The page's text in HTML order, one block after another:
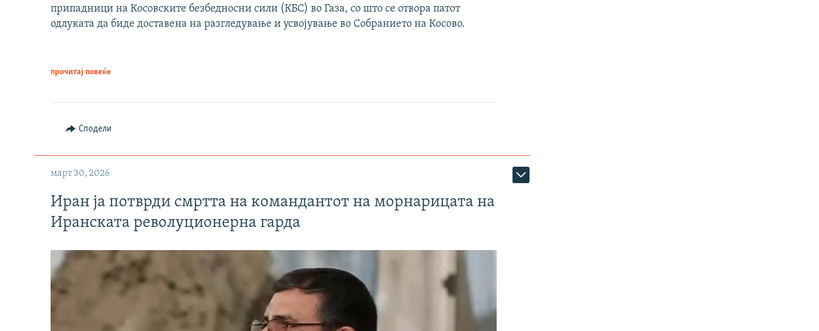
припадници на Косовските безбедносни сили (КБС) во Газа, со што се отвора патот
одлуката да биде доставена на разгледување и усвојување во Собранието на Косово.
прочитај повеќе
Сподели
март 30, 2026
Иран ја потврди смртта на командантот на морнарицата на
Иранската револуционерна гарда